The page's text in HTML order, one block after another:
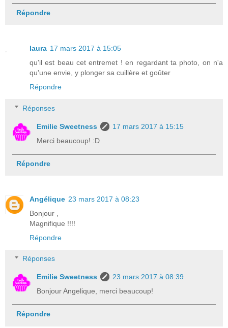
Répondre
laura 17 mars 2017 à 15:05
qu'il est beau cet entremet ! en regardant ta photo, on n'a
qu'une envie, y plonger sa cuillère et goûter
Répondre
Réponses
Emilie Sweetness
17 mars 2017 à 15:15
Merci beaucoup! :D
Répondre
Angélique 23 mars 2017 à 08:23
Bonjour ,
Magnifique !!!!
Répondre
Réponses
Emilie Sweetness
23 mars 2017 à 08:39
Bonjour Angelique, merci beaucoup!
Répondre